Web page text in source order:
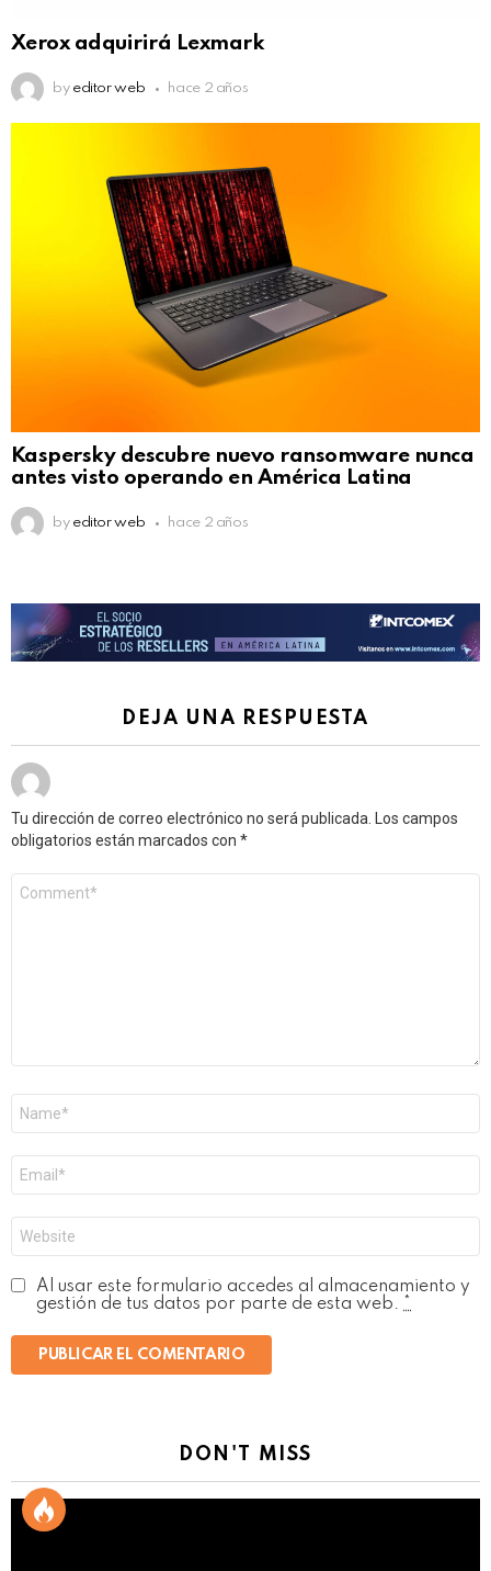
Xerox adquirirá Lexmark
by editor web hace 2 años
Kaspersky descubre nuevo ransomware nunca
antes visto operando en América Latina
by editor web hace 2 años
DEJA UNA RESPUESTA
Tu dirección de correo electrónico no será publicada. Los campos
obligatorios están marcados con *
electrónico
*
Al usar este formulario accedes al almacenamiento y
gestión de tus datos por parte de esta web. *
DON'T MISS